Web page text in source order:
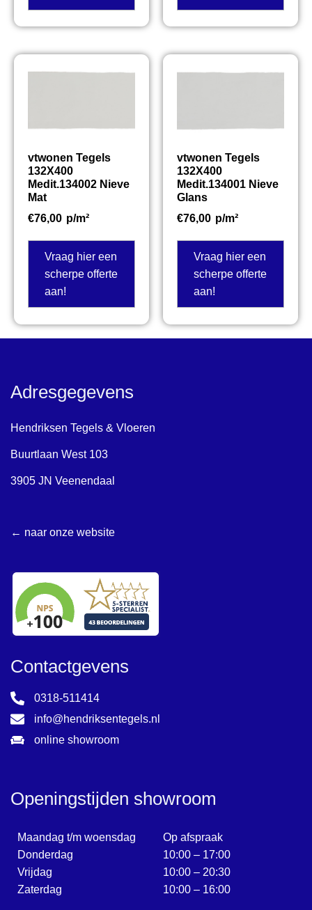
vtwonen Tegels
132X400
Medit.134002 Nieve
Mat
€76,00 p/m²
Vraag hier een
scherpe offerte
aan!
vtwonen Tegels
132X400
Medit.134001 Nieve
Glans
€76,00 p/m²
Vraag hier een
scherpe offerte
aan!
Adresgegevens
Hendriksen Tegels & Vloeren
Buurtlaan West 103
3905 JN Veenendaal
← naar onze website
Contactgevens
0318-511414
info@hendriksentegels.nl
online showroom
Openingstijden showroom
Maandag t/m woensdag
Donderdag
Vrijdag
Zaterdag
Op afspraak
10:00 – 17:00
10:00 – 20:30
10:00 – 16:00